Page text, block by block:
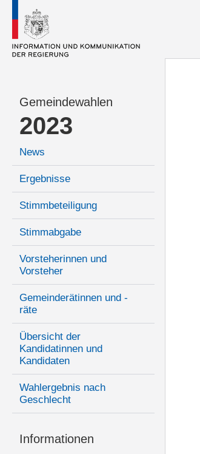
Gemeindewahlen
2023
News
Ergebnisse
Stimmbeteiligung
Stimmabgabe
Vorsteherinnen und
Vorsteher
Gemeinderätinnen und -
räte
Übersicht der
Kandidatinnen und
Kandidaten
Wahlergebnis nach
Geschlecht
Informationen